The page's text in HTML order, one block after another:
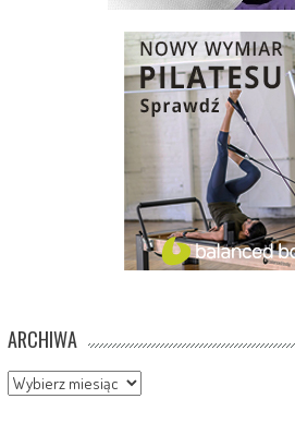
ARCHIWA
Archiwa